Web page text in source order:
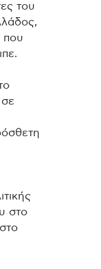
του
που
στο